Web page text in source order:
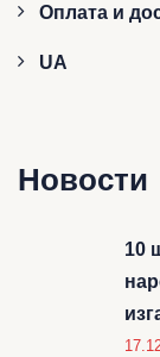
Оплата и
UA
Новости
10